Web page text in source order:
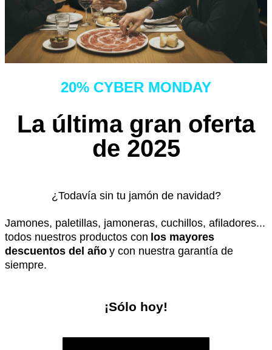
20% CYBER MONDAY
La última gran oferta
de 2025
¿Todavía sin tu jamón de navidad?
Jamones, paletillas, jamoneras, cuchillos, afiladores...
todos nuestros productos con los mayores
descuentos del año y con nuestra garantía de
siempre.
¡Sólo hoy!